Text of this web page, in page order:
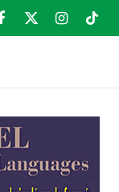
Facebook
X
Instagram